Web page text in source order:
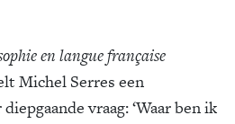
en langue française
Michel Serres een
vraag: ‘Waar ben ik